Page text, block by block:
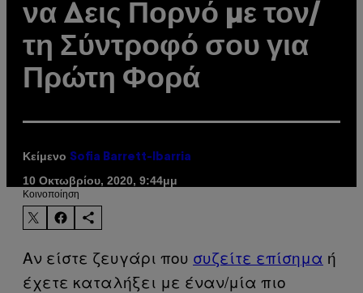
να Δεις Πορνό με τον/
τη Σύντροφό σου για
Πρώτη Φορά
Κείμενο Sofia Barrett-Ibarria
10 Οκτωβρίου, 2020, 9:44μμ
Kοινοποίηση
Αν είστε ζευγάρι που συζείτε επίσημα ή
έχετε καταλήξει με έναν/μία πιο